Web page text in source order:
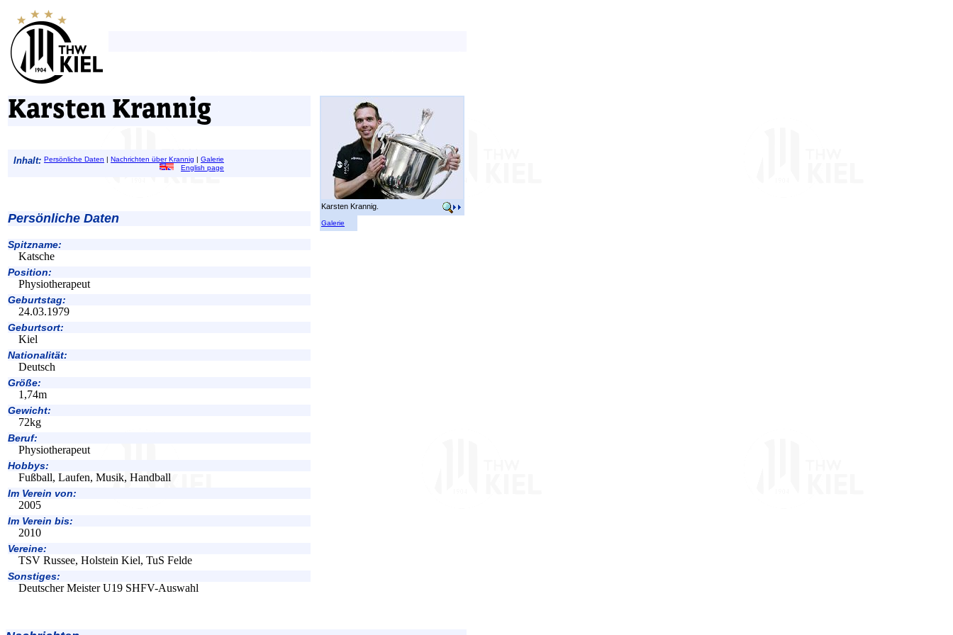
Karsten Krannig
Inhalt: Persönliche Daten | Nachrichten über Krannig | Galerie
English page
Persönliche Daten
Spitzname:
Katsche
Position:
Physiotherapeut
Geburtstag:
24.03.1979
Geburtsort:
Kiel
Nationalität:
Deutsch
Größe:
1,74m
Gewicht:
72kg
Beruf:
Physiotherapeut
Hobbys:
Fußball, Laufen, Musik, Handball
Im Verein von:
2005
Im Verein bis:
2010
Vereine:
TSV Russee, Holstein Kiel, TuS Felde
Sonstiges:
Deutscher Meister U19 SHFV-Auswahl
Karsten Krannig.
Galerie